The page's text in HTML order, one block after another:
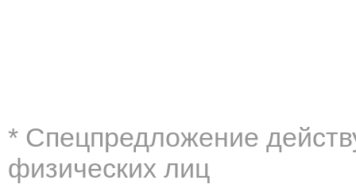
* Cпецпредложение
физических лиц